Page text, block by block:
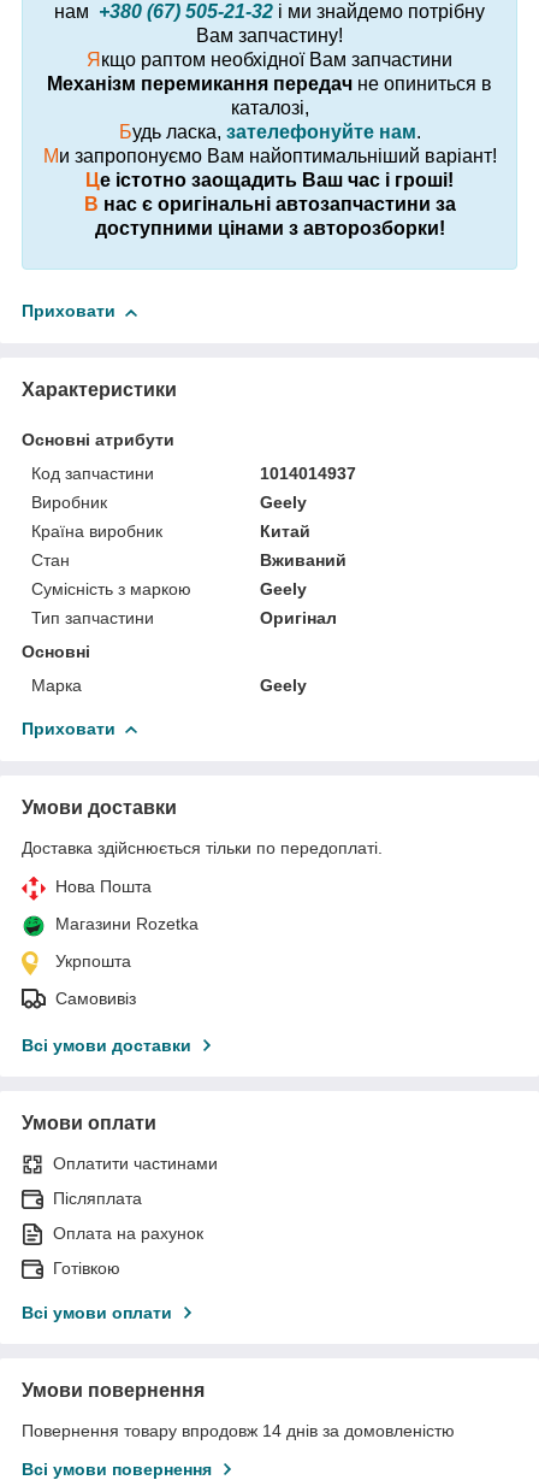
нам +380 (67) 505-21-32 і ми знайдемо потрібну
Вам запчастину!
Я кщо раптом необхідної Вам запчастини
Механізм перемикання передач не опиниться в
каталозі,
Будь ласка, зателефонуйте нам.
Ми запропонуємо Вам найоптимальніший варіант!
Це істотно заощадить Ваш час і гроші!
В нас є оригінальні автозапчастини за
доступними цінами з авторозборки!
Приховати
Характеристики
Основні атрибути
Код запчастини
1014014937
Виробник
Geely
Країна виробник
Китай
Стан
Вживаний
Сумісність з маркою
Geely
Тип запчастини
Оригінал
Основні
Марка
Geely
Приховати
Умови доставки
Доставка здійснюється тільки по передоплаті.
Нова Пошта
Магазини Rozetka
Укрпошта
Самовивіз
Всі умови доставки
Умови оплати
Оплатити частинами
Післяплата
Оплата на рахунок
Готівкою
Всі умови оплати
Умови повернення
Повернення товару впродовж 14 днів за домовленістю
Всі умови повернення